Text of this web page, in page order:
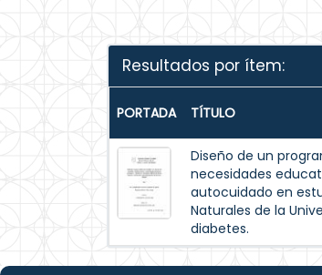
Resultados por ítem:
PORTADA TÍTULO
Diseño de un
necesidades
autocuidado en
Naturales de la
diabetes.